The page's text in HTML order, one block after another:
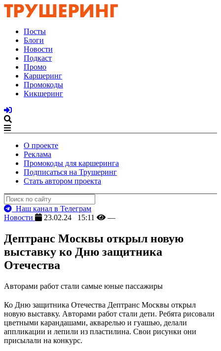
Посты
Блоги
Новости
Подкаст
Промо
Каршеринг
Промокоды
Кикшеринг
О проекте
Реклама
Промокоды для каршеринга
Подписаться на Трушеринг
Стать автором проекта
Наш канал в Телеграм
Новости
23.02.24 15:11 —
Дептранс Москвы открыл новую
выставку ко Дню защитника
Отечества
Авторами работ стали самые юные пассажиры
Ко Дню защитника Отечества Дептранс Москвы открыл
новую выставку. Авторами работ стали дети. Ребята рисовали
цветными карандашами, акварелью и гуашью, делали
аппликации и лепили из пластилина. Свои рисунки они
присылали на конкурс.